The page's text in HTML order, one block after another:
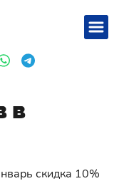
в
скидка 10%